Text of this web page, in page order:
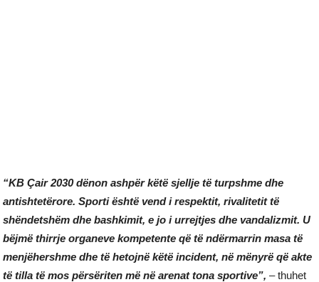
“KB Çair 2030 dënon ashpër këtë sjellje të turpshme dhe
antishtetërore. Sporti është vend i respektit, rivalitetit të
shëndetshëm dhe bashkimit, e jo i urrejtjes dhe vandalizmit. U
bëjmë thirrje organeve kompetente që të ndërmarrin masa të
menjëhershme dhe të hetojnë këtë incident, në mënyrë që akte
të tilla të mos përsëriten më në arenat tona sportive”, – thuhet